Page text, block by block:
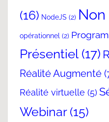
(16) NodeJS (2)
opérationnel (2)
Présentiel(17)
Réalité Augmenté
Réalité virtuelle (5)
Webinar(15)